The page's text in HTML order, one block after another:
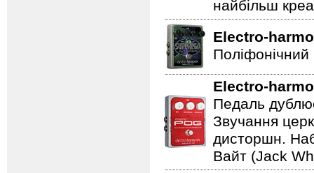
найбільш
Electro-
Поліфонічний
Electro-
Педаль
Звучання
дисторшн.
Вайт (Jack